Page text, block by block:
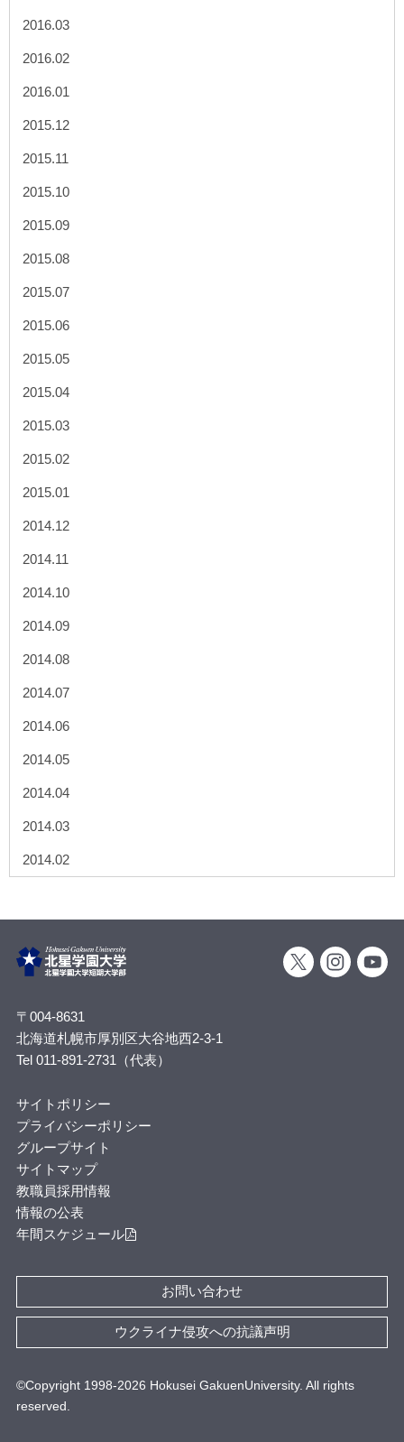
2016.03
2016.02
2016.01
2015.12
2015.11
2015.10
2015.09
2015.08
2015.07
2015.06
2015.05
2015.04
2015.03
2015.02
2015.01
2014.12
2014.11
2014.10
2014.09
2014.08
2014.07
2014.06
2014.05
2014.04
2014.03
2014.02
〒004-8631
北海道札幌市厚別区大谷地西2-3-1
Tel 011-891-2731（代表）
サイトポリシー
プライバシーポリシー
グループサイト
サイトマップ
教職員採用情報
情報の公表
年間スケジュール
お問い合わせ
ウクライナ侵攻への抗議声明
©Copyright 1998-2026 Hokusei GakuenUniversity. All rights
reserved.